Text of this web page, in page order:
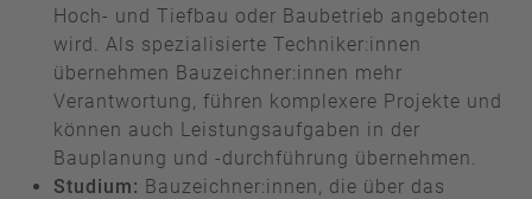
Hoch- und Tiefbau oder Baubetrieb angeboten
wird. Als spezialisierte Techniker:innen
übernehmen Bauzeichner:innen mehr
Verantwortung, führen komplexere Projekte und
können auch Leistungsaufgaben in der
Bauplanung und -durchführung übernehmen.
Studium: Bauzeichner:innen, die über das